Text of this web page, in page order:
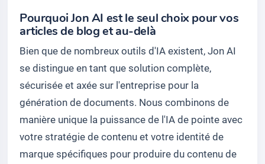
Pourquoi Jon AI est le seul choix pour vos
articles de blog et au-delà
Bien que de nombreux outils d'IA existent, Jon AI
se distingue en tant que solution complète,
sécurisée et axée sur l'entreprise pour la
génération de documents. Nous combinons de
manière unique la puissance de l'IA de pointe avec
votre stratégie de contenu et votre identité de
marque spécifiques pour produire du contenu de